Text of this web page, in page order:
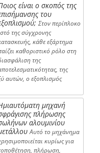
είναι ο σκοπός της
του
Στον περίπλοκο
της σύγχρονης
κάθε εξάρτημα
καθοριστικό ρόλο στη
της
της
αυτών, ο εξοπλισμός
μηχανή
πλήρωσης
αλουμινίου
Αυτό το μηχάνημα
κυρίως για
πλήρωση,